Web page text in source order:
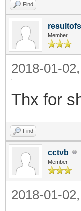
Find
Member
2018-01-
Thx for
Find
cctvb
Member
2018-01-